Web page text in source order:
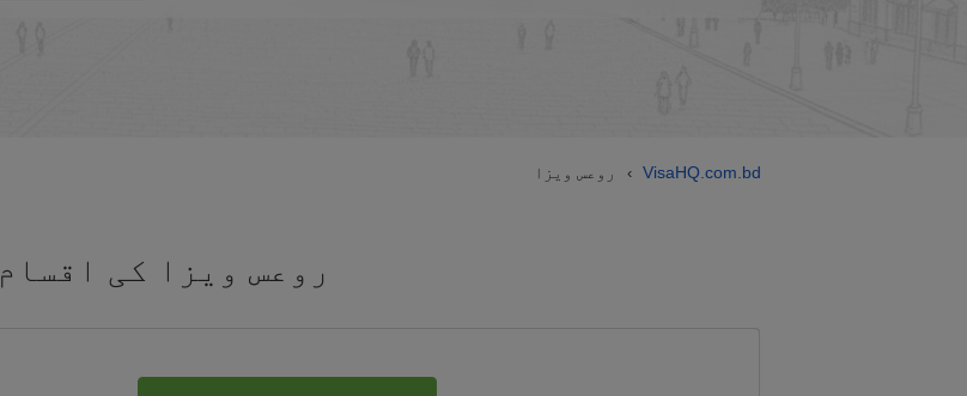
VisaHQ.com.bd
› روعس ویزا
روعس ویزا کی اقسام